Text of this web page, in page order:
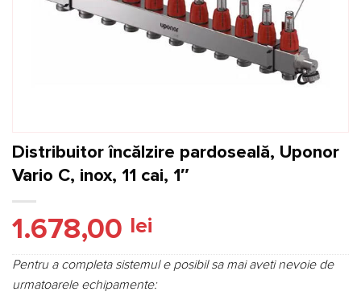
Distribuitor încălzire pardoseală, Uponor
Vario C, inox, 11 cai, 1″
1.678,00 lei
Pentru a completa sistemul e posibil sa mai aveti nevoie de
urmatoarele echipamente: